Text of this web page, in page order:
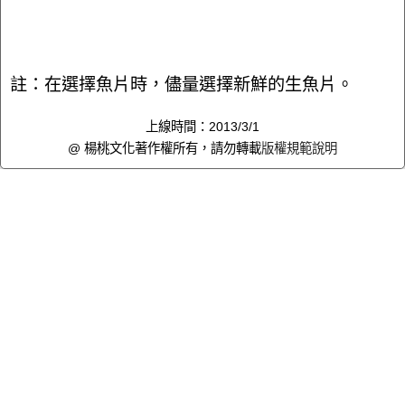
註：在選擇魚片時，儘量選擇新鮮的生魚片。
上線時間：2013/3/1
@ 楊桃文化著作權所有，請勿轉載版權規範說明